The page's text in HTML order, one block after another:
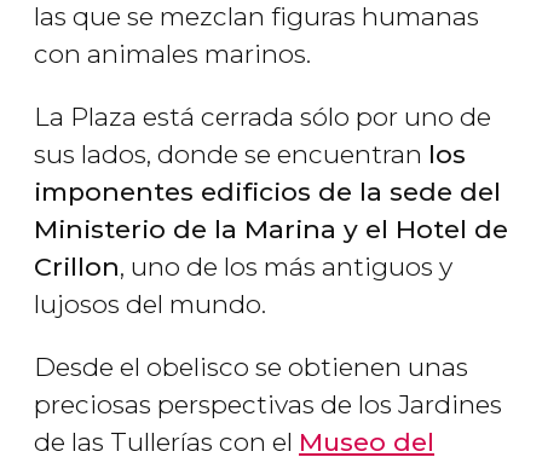
las que se mezclan figuras humanas
con animales marinos.
La Plaza está cerrada sólo por uno de
sus lados, donde se encuentran los
imponentes edificios de la sede del
Ministerio de la Marina y el Hotel de
Crillon, uno de los más antiguos y
lujosos del mundo.
Desde el obelisco se obtienen unas
preciosas perspectivas de los Jardines
de las Tullerías con el Museo del